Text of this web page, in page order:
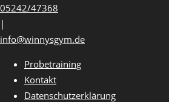
Skip
to
content
05242/47368
|
info@winnysgym.de
Probetraining
Kontakt
Datenschutzerklärung